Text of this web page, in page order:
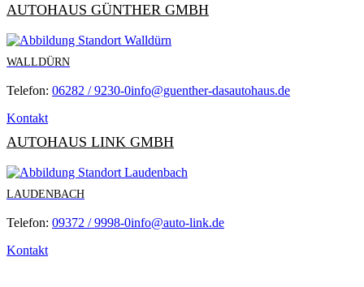
AUTOHAUS GÜNTHER GMBH
WALLDÜRN
Telefon: 06282 / 9230-0info@guenther-dasautohaus.de
Kontakt
AUTOHAUS LINK GMBH
LAUDENBACH
Telefon: 09372 / 9998-0info@auto-link.de
Kontakt